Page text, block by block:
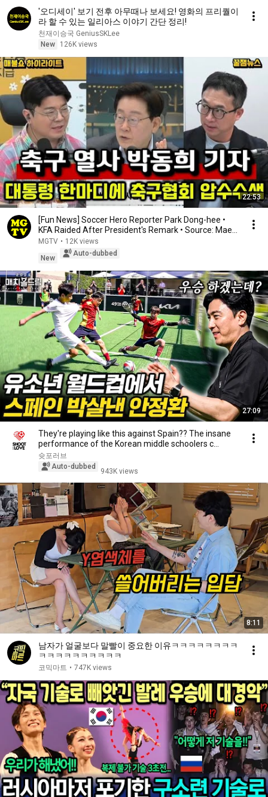
'오디세이' 보기 전후 아무때나 보세요! 영화의 프리퀄이
라 할 수 있는 일리아스 이야기 간단 정리!
천재이승국 GeniusSKLee
New
126K views
22:53
[Fun News] Soccer Hero Reporter Park Dong-hee •
KFA Raided After President's Remark • Source: Mae...
MGTV • 12K views
New
Auto-dubbed
27:09
They're playing like this against Spain?? The insane
performance of the Korean middle schoolers c...
슛포러브
Auto-dubbed
943K views
8:11
남자가 얼굴보다 말빨이 중요한 이유ㅋㅋㅋㅋㅋㅋㅋㅋ
ㅋㅋㅋㅋㅋㅋㅋㅋㅋㅋ
코믹마트 • 747K views